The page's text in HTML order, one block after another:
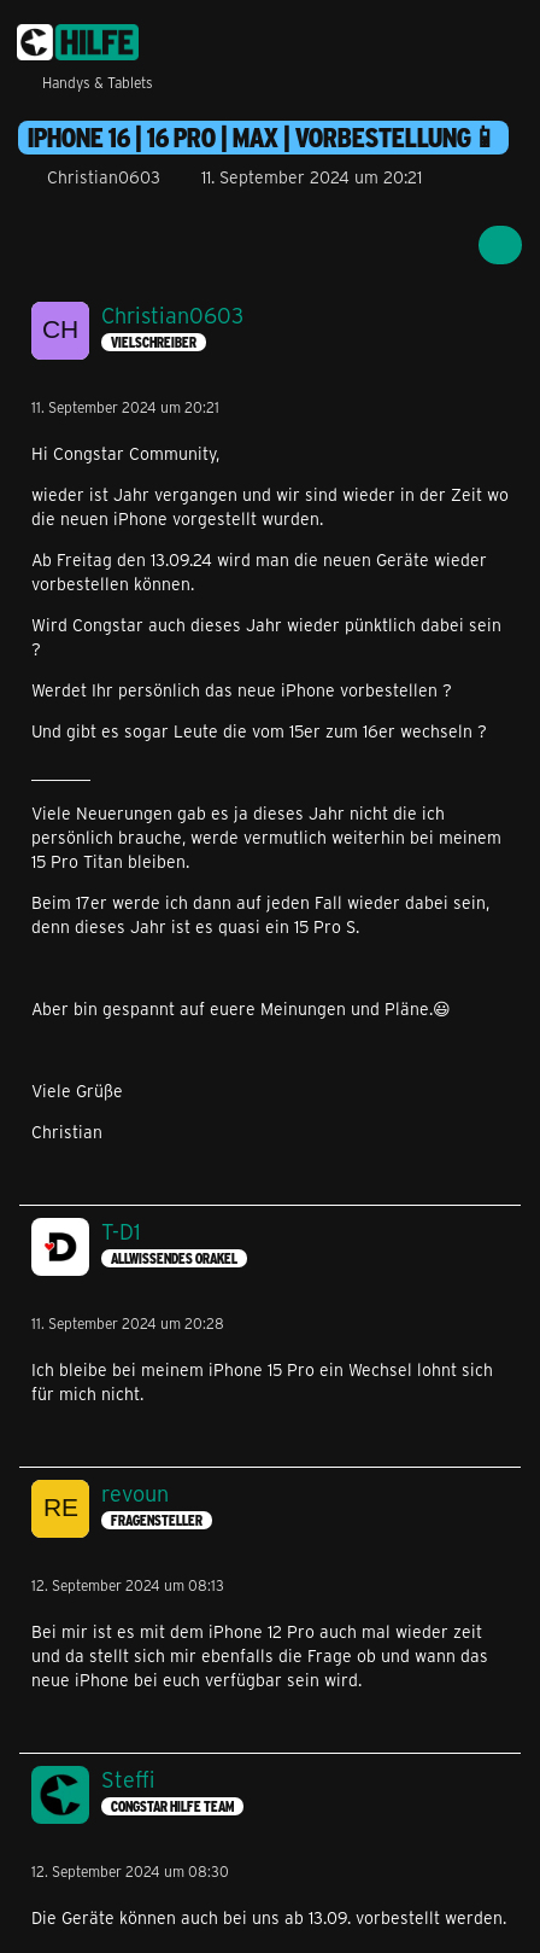
Handys & Tablets
IPHONE 16 | 16 PRO | MAX | VORBESTELLUNG📱
Christian0603 11. September 2024 um 20:21
Christian0603
VIELSCHREIBER
11. September 2024 um 20:21
Hi Congstar Community,
wieder ist Jahr vergangen und wir sind wieder in der Zeit wo
die neuen iPhone vorgestellt wurden.
Ab Freitag den 13.09.24 wird man die neuen Geräte wieder
vorbestellen können.
Wird Congstar auch dieses Jahr wieder pünktlich dabei sein
?
Werdet Ihr persönlich das neue iPhone vorbestellen ?
Und gibt es sogar Leute die vom 15er zum 16er wechseln ?
Viele Neuerungen gab es ja dieses Jahr nicht die ich
persönlich brauche, werde vermutlich weiterhin bei meinem
15 Pro Titan bleiben.
Beim 17er werde ich dann auf jeden Fall wieder dabei sein,
denn dieses Jahr ist es quasi ein 15 Pro S.
Aber bin gespannt auf euere Meinungen und Pläne.😃
Viele Grüße
Christian
T-D1
ALLWISSENDES ORAKEL
11. September 2024 um 20:28
Ich bleibe bei meinem iPhone 15 Pro ein Wechsel lohnt sich
für mich nicht.
revoun
FRAGENSTELLER
12. September 2024 um 08:13
Bei mir ist es mit dem iPhone 12 Pro auch mal wieder zeit
und da stellt sich mir ebenfalls die Frage ob und wann das
neue iPhone bei euch verfügbar sein wird.
Steffi
CONGSTAR HILFE TEAM
12. September 2024 um 08:30
Die Geräte können auch bei uns ab 13.09. vorbestellt werden.